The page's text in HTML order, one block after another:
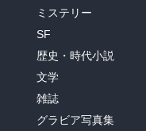
ミステリー
SF
歴史・時代小説
文学
雑誌
グラビア写真集